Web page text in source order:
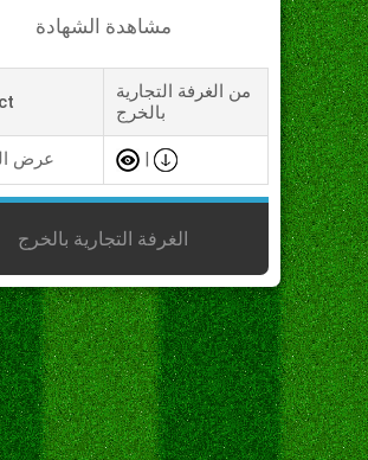
مشاهدة الشهادة
من الغرفة التجارية
بالخرج
عرض
الغرفة التجارية بالخرج